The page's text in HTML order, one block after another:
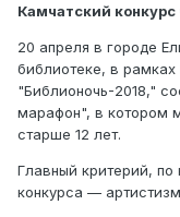
Камчатский
20 апреля в городе
библиотеке, в
"Библионочь-2018,"
марафон", в котором
старше 12 лет.
Главный критерий, по
конкурса —